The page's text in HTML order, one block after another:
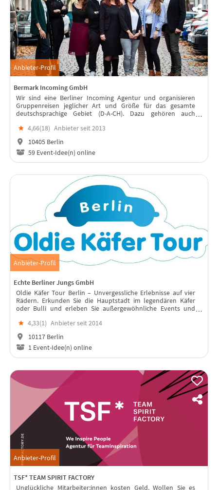
Anbieter-Profil
Bermark Incoming GmbH
Wir sind eine Berliner Incoming Agentur und organisieren
Gruppenreisen jeglicher Art und Größe für das gesamte
deutschsprachige Gebiet (D-A-CH). Dazu gehören auch
und Firmenausflüge.
★ 4,66(18) Anbieter seit 2013
10405 Berlin
59 Event-Idee(n) online
Anbieter-Profil
Echte Berliner Jungs GmbH
Oldie Käfer Tour Berlin – Unvergessliche Erlebnisse auf vier
Rädern. Erkunden Sie die Hauptstadt im legendären Käfer
oder Bulli und erleben Sie außergewöhnliche Events und
★ 4,33(1) Anbieter seit 2014
10117 Berlin
1 Event-Idee(n) online
Anbieter-Profil
TSF* TEAM SPIRIT FACTORY
Unglückliche Mitarbeiter:innen kosten Geld. Wollen Sie es